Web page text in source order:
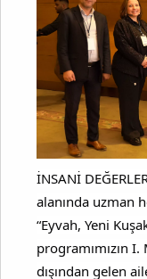
İNSANİ
alanında uzman
“Eyvah, Yeni
programımızın
dışından gelen